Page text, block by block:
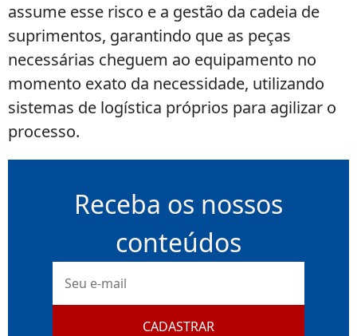
assume esse risco e a gestão da cadeia de
suprimentos, garantindo que as peças
necessárias cheguem ao equipamento no
momento exato da necessidade, utilizando
sistemas de logística próprios para agilizar o
processo.
Receba os nossos
conteúdos
mail
CADASTRAR